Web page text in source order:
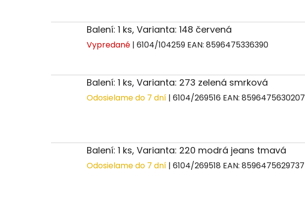
Balení: 1 ks, Varianta: 148 červená
Vypredané | 6104/104259 EAN: 8596475336390
Balení: 1 ks, Varianta: 273 zelená smrková
Odosielame do 7 dní | 6104/269516 EAN: 8596475630207
Balení: 1 ks, Varianta: 220 modrá jeans tmavá
Odosielame do 7 dní | 6104/269518 EAN: 8596475629737